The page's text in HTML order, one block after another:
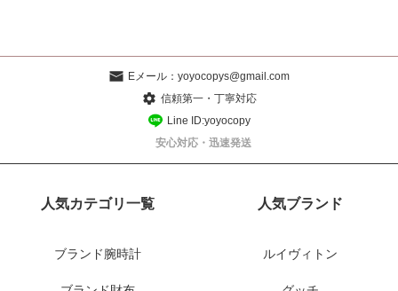
Eメール： yoyocopys@gmail.com
信頼第一・丁寧対応
Line ID:yoyocopy
安心対応・迅速発送
人気カテゴリ一覧
ブランド腕時計
人気ブランド
ルイヴィトン